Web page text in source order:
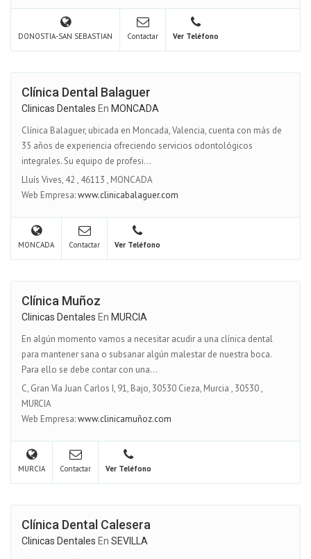
DONOSTIA-SAN SEBASTIAN Contactar Ver Teléfono
Clínica Dental Balaguer
Clinicas Dentales En MONCADA
Clínica Balaguer, ubicada en Moncada, Valencia, cuenta con más de
35 años de experiencia ofreciendo servicios odontológicos
integrales. Su equipo de profesi...
Lluís Vives, 42 , 46113 , MONCADA
Web Empresa:www.clinicabalaguer.com
MONCADA Contactar Ver Teléfono
Clínica Muñoz
Clinicas Dentales En MURCIA
En algún momento vamos a necesitar acudir a una clínica dental
para mantener sana o subsanar algún malestar de nuestra boca.
Para ello se debe contar con una...
C, Gran Vía Juan Carlos I, 91, Bajo, 30530 Cieza, Murcia , 30530,
MURCIA
Web Empresa:www.clinicamuñoz.com
MURCIA Contactar Ver Teléfono
Clínica Dental Calesera
Clinicas Dentales En SEVILLA